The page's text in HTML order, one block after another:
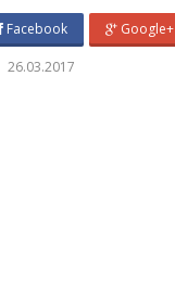
Facebook Google+
26.03.2017